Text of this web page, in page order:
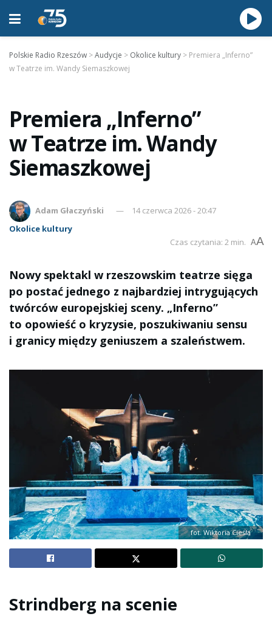
Polskie Radio Rzeszów >Audycje > Okolice kultury > Premiera „Inferno”
w Teatrze im. Wandy Siemaszkowej
Premiera „Inferno”
w Teatrze im. Wandy
Siemaszkowej
Adam Głaczyński
14 czerwca 2026 - 20:47
Okolice kultury
Czas czytania: 2 min. AA
Nowy spektakl w rzeszowskim teatrze sięga
po postać jednego z najbardziej intrygujących
twórców europejskiej sceny. „Inferno”
to opowieść o kryzysie, poszukiwaniu sensu
i granicy między geniuszem a szaleństwem.
fot. Wiktoria Cieśla
Strindberg na scenie